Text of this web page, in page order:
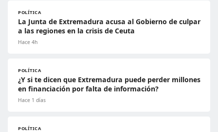
POLÍTICA
La Junta de Extremadura acusa al Gobierno de culpar
a las regiones en la crisis de Ceuta
Hace 4h
POLÍTICA
¿Y si te dicen que Extremadura puede perder millones
en financiación por falta de información?
Hace 1 días
POLÍTICA